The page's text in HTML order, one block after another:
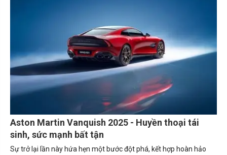
Aston Martin Vanquish 2025 - Huyền thoại tái
sinh, sức mạnh bất tận
Sự trở lại lần này hứa hẹn một bước đột phá, kết hợp hoàn hảo